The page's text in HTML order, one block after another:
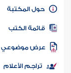
كتاب الأمة
المكتبة
الكتب